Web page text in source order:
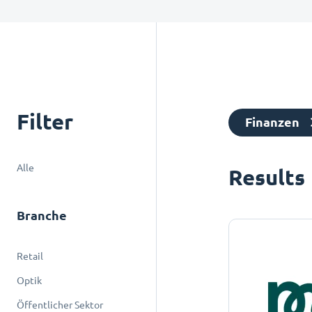
Filter
Alle
Branche
Retail
Optik
Öffentlicher Sektor
Finanzen
Results